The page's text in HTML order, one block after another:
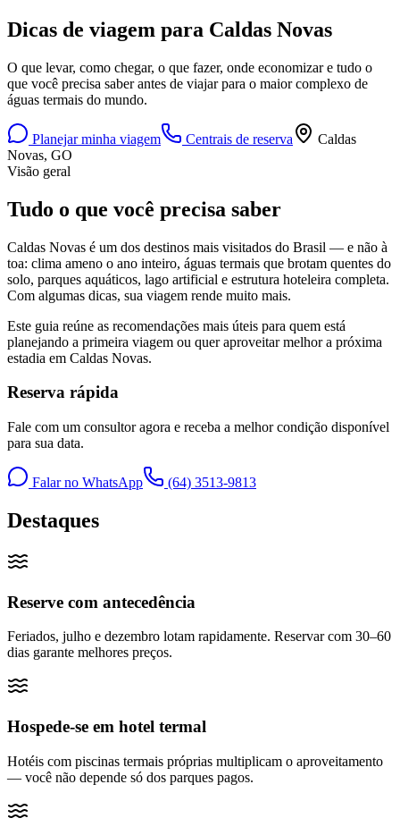
Dicas de viagem para Caldas Novas
O que levar, como chegar, o que fazer, onde economizar e tudo o
que você precisa saber antes de viajar para o maior complexo de
águas termais do mundo.
Planejar minha viagem Centrais de reserva
Caldas
Novas, GO
Visão geral
Tudo o que você precisa saber
Caldas Novas é um dos destinos mais visitados do Brasil — e não à
toa: clima ameno o ano inteiro, águas termais que brotam quentes do
solo, parques aquáticos, lago artificial e estrutura hoteleira completa.
Com algumas dicas, sua viagem rende muito mais.
Este guia reúne as recomendações mais úteis para quem está
planejando a primeira viagem ou quer aproveitar melhor a próxima
estadia em Caldas Novas.
Reserva rápida
Fale com um consultor agora e receba a melhor condição disponível
para sua data.
Falar no WhatsApp (64) 3513-9813
Destaques
Reserve com antecedência
Feriados, julho e dezembro lotam rapidamente. Reservar com 30–60
dias garante melhores preços.
Hospede-se em hotel termal
Hotéis com piscinas termais próprias multiplicam o aproveitamento
— você não depende só dos parques pagos.